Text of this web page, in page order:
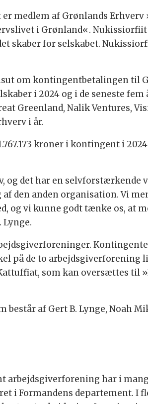
medlem af Grønlands Erhverv
i Grønland«. Nukissiorfiit
skaber for selskabet.
om kontingentbetalingen til
i 2024 og i de seneste
Greenland, Nalik Ventures,
i år.
kroner i kontingent i
det har en selvforstærkende
den anden organisation. Vi
og vi kunne godt tænke os, at
på de to arbejdsgiverforening
som kan oversættes til
af Gert B. Lynge, Noah
arbejdsgiverforening har i
i Formandens departement. I